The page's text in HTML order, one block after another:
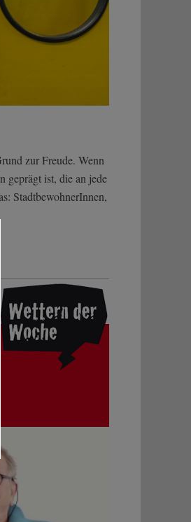
zur Freude. Wenn
geprägt ist, die an jede
StadtbewohnerInnen,